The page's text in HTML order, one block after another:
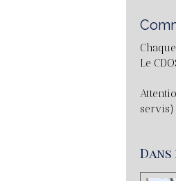
Le
servis)